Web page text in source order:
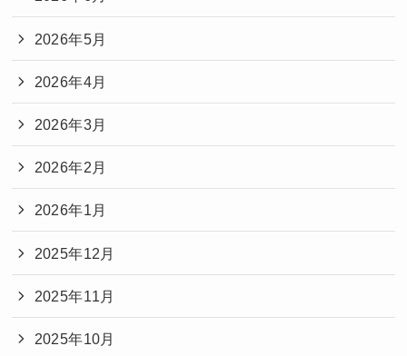
2026年5月
2026年4月
2026年3月
2026年2月
2026年1月
2025年12月
2025年11月
2025年10月